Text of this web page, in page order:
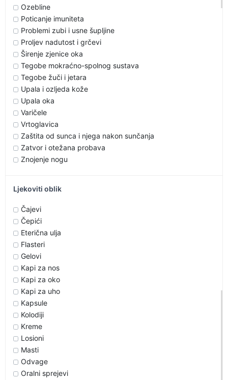
Ozebline
Poticanje imuniteta
Problemi zubi i usne šupljine
Proljev nadutost i grčevi
Širenje zjenice oka
Tegobe mokraćno-spolnog sustava
Tegobe žuči i jetara
Upala i ozljeda kože
Upala oka
Varičele
Vrtoglavica
Zaštita od sunca i njega nakon sunčanja
Zatvor i otežana probava
Znojenje nogu
Ljekoviti oblik
Čajevi
Čepići
Eterična ulja
Flasteri
Gelovi
Kapi za nos
Kapi za oko
Kapi za uho
Kapsule
Kolodiji
Kreme
Losioni
Masti
Odvage
Oralni sprejevi